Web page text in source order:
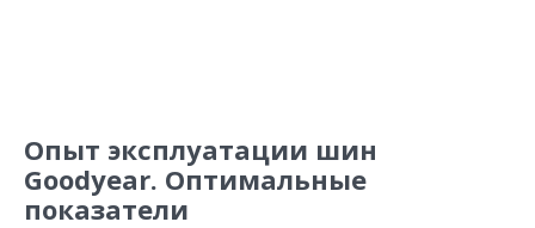
Опыт эксплуатации шин
Goodyear. Оптимальные
показатели